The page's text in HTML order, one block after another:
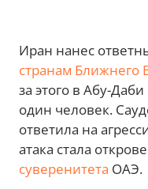
Иран нанес
странам Ближнего
за этого в Абу-Даби
один человек.
ответила на
атака стала
суверенитета ОАЭ.